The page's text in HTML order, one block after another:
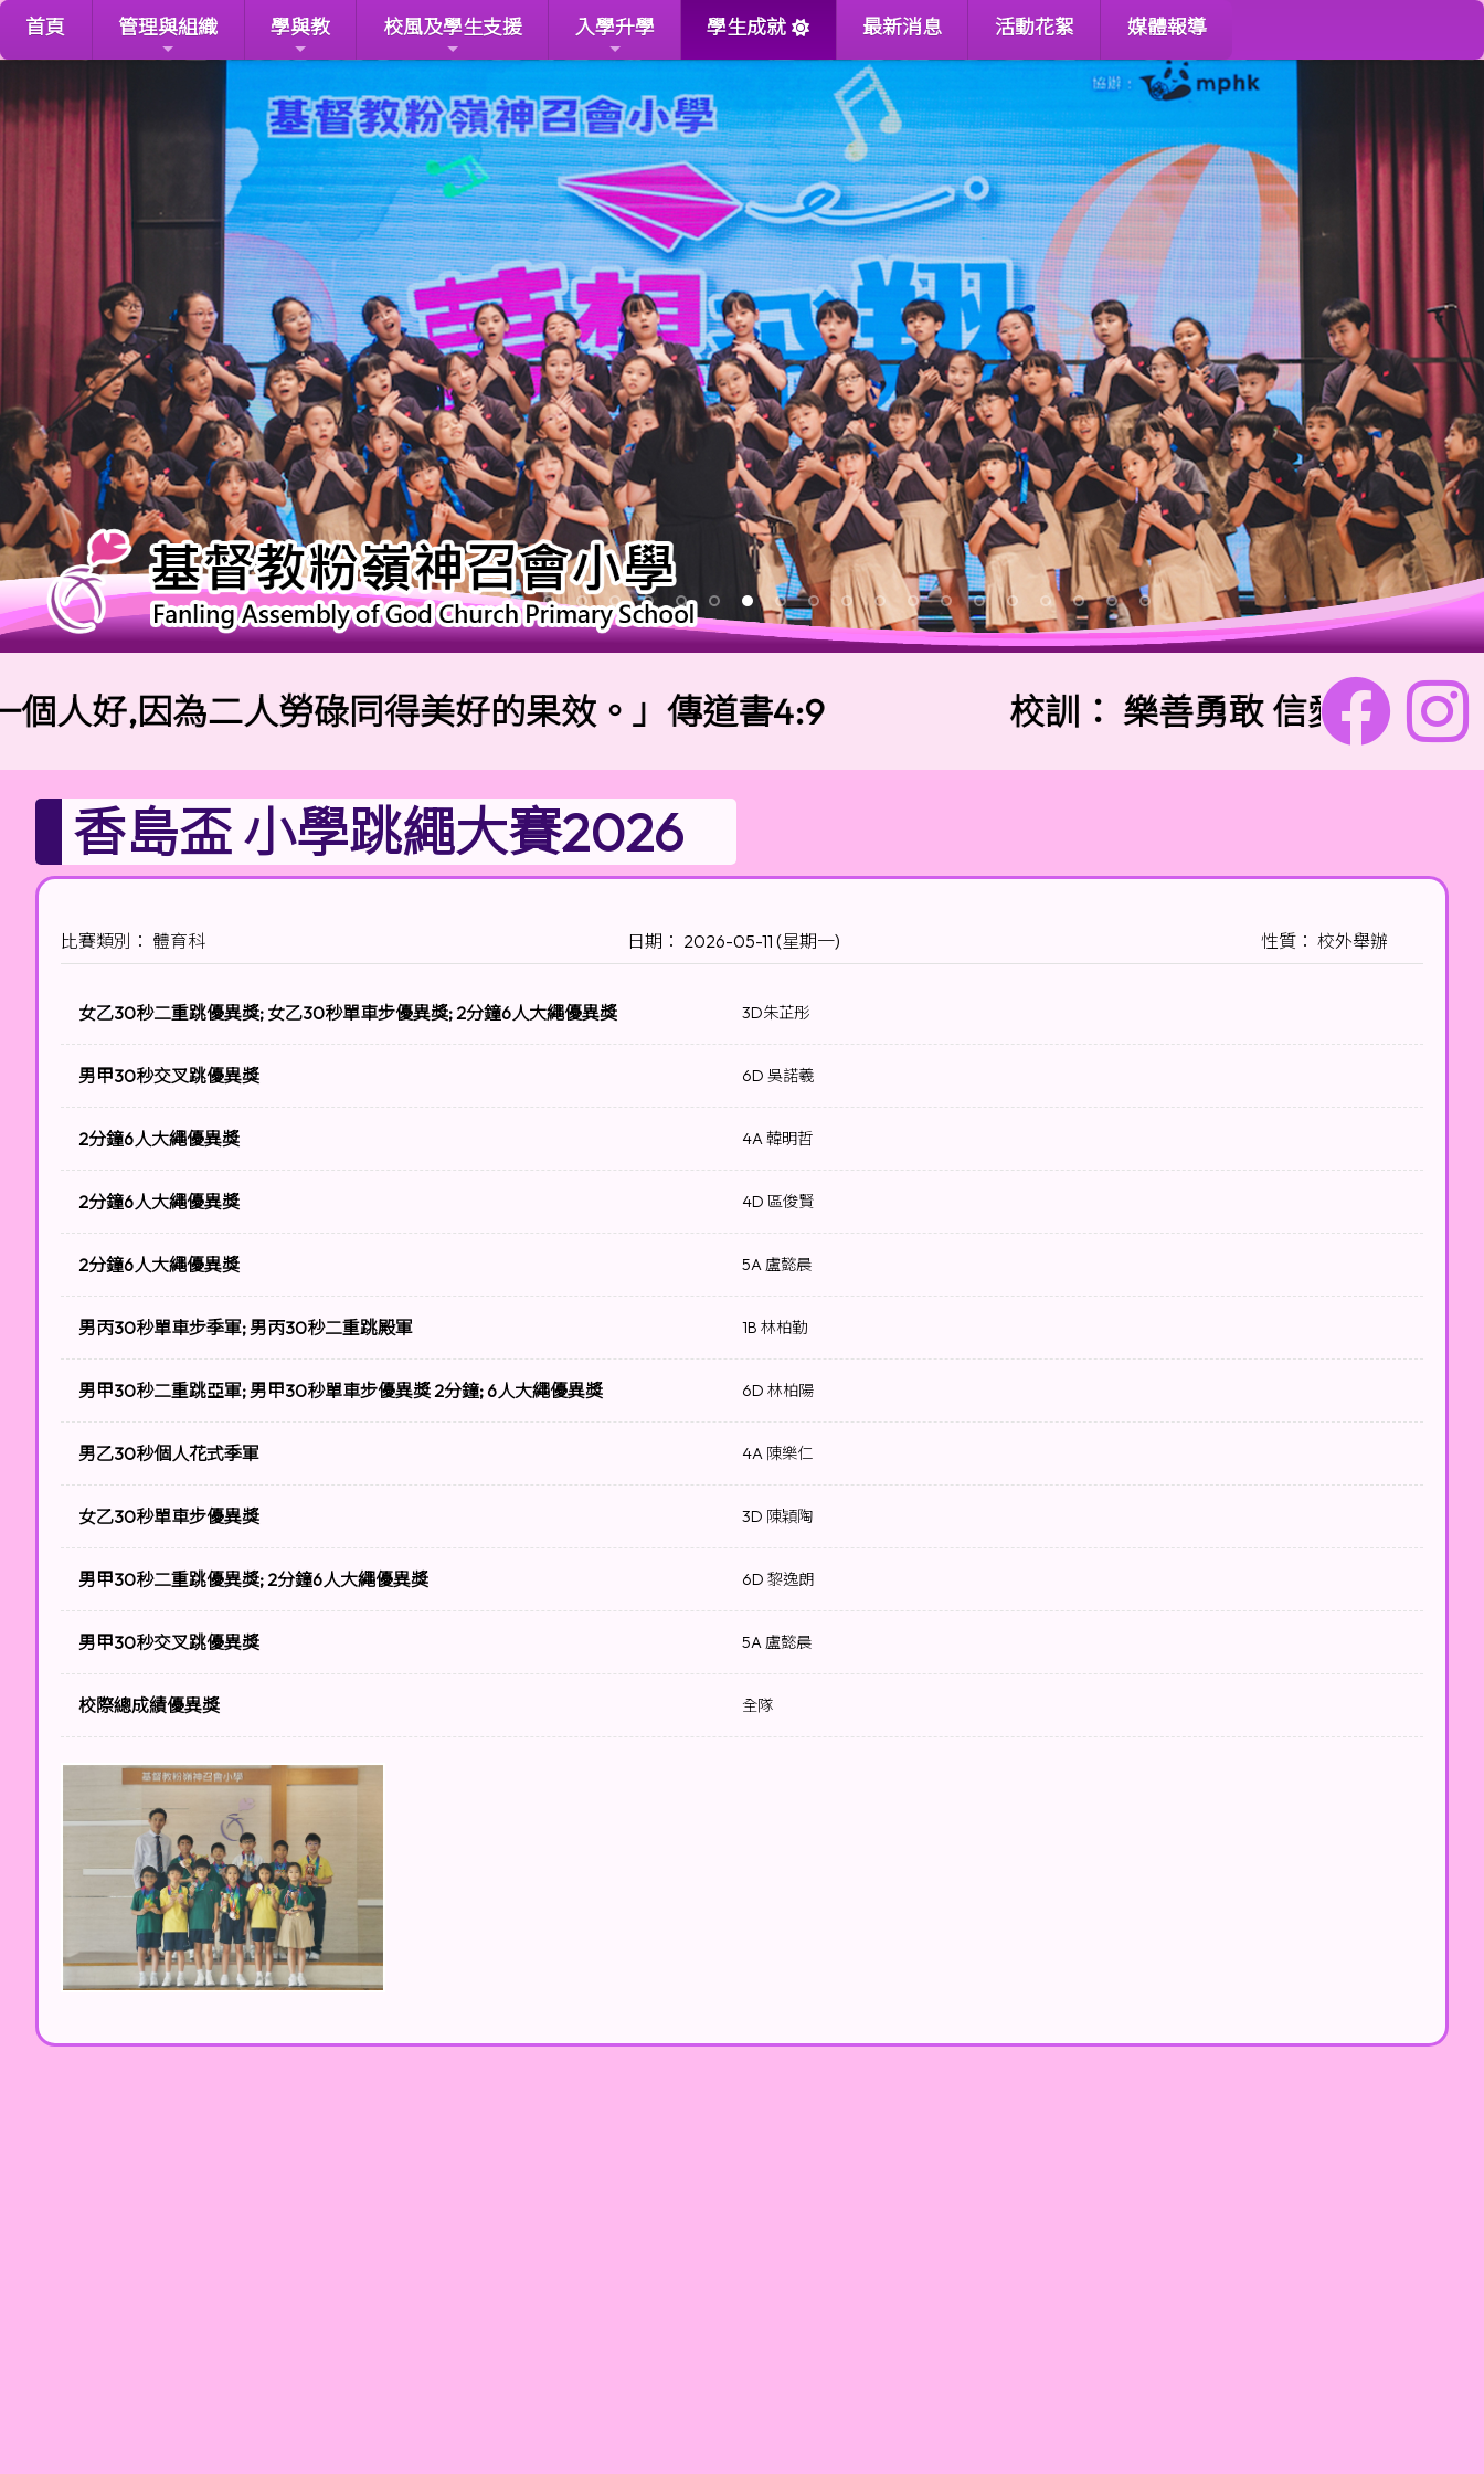
首頁 管理與組織 學與教 校風及學生支援 入學升學 學生成就 最新消息 活動花絮 媒體報導
,因為二人勞碌同得美好的果效。」傳道書4:9 校訓：樂善勇敢 信愛勤誠
香島盃 小學跳繩大賽2026
比賽類別： 體育科 日期： 2026-05-11 (星期一) 性質： 校外舉辦
女乙30秒二重跳優異獎; 女乙30秒單車步優異獎; 2分鐘6人大繩優異獎 3D朱芷彤
男甲30秒交叉跳優異獎 6D 吳諾羲
2分鐘6人大繩優異獎 4A 韓明哲
2分鐘6人大繩優異獎 4D 區俊賢
2分鐘6人大繩優異獎 5A 盧懿晨
男丙30秒單車步季軍; 男丙30秒二重跳殿軍 1B 林柏勤
男甲30秒二重跳亞軍; 男甲30秒單車步優異獎 2分鐘; 6人大繩優異獎 6D 林柏陽
男乙30秒個人花式季軍 4A 陳樂仁
女乙30秒單車步優異獎 3D 陳穎陶
男甲30秒二重跳優異獎; 2分鐘6人大繩優異獎 6D 黎逸朗
男甲30秒交叉跳優異獎 5A 盧懿晨
校際總成績優異獎 全隊